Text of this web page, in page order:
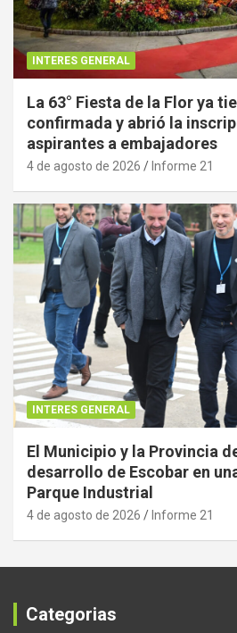
INTERES GENERAL
La 63° Fiesta de la Flor ya
confirmada y abrió la
aspirantes a embajadores
4 de agosto de 2026 Informe 21
INTERES GENERAL
El Municipio y la Provincia
desarrollo de Escobar en
Parque Industrial
4 de agosto de 2026 Informe 21
Categorias